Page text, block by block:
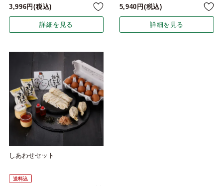
3,996 税込
詳細を見る
5,940 税込
詳細を見る
しあわせセット
送料込